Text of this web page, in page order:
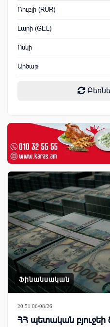
Ռուբլի (RUR)
Լարի (GEL)
Ոսկի
Արծաթ
Ֆինանսական
20:51 06/08/26
ՀՀ պետական